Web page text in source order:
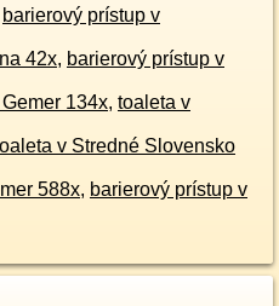
barierový prístup v
42x, barierový prístup v
134x, toaleta v
v Stredné Slovensko
588x, barierový prístup v